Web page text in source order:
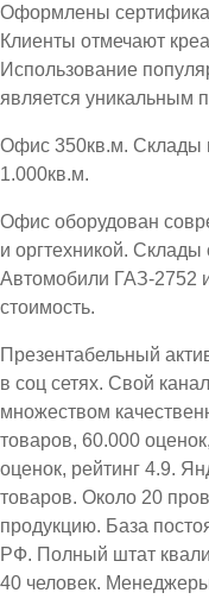
Оформлены
Клиенты отмечают
Использование
является уникальным
Офис 350кв.м. Склады
1.000кв.м.
Офис оборудован
и оргтехникой.
Автомобили ГАЗ-2752
стоимость.
Презентабельный
в соц сетях. Свой
множеством
товаров, 60.000
оценок, рейтинг 4.9.
товаров. Около 20
продукцию. База
РФ. Полный штат
40 человек.